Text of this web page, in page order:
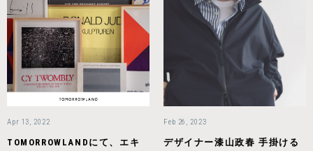
Apr 13, 2022
TOMORROWLANDにて、エキ
Feb 26, 2023
デザイナー漆山政春 手掛ける